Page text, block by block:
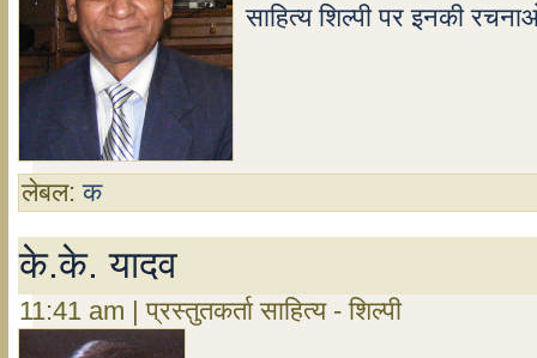
साहित्य शिल्पी पर इनकी
लेबल:क
के.के. यादव
11:41 am | प्रस्तुतकर्ता साहित्य - शिल्पी